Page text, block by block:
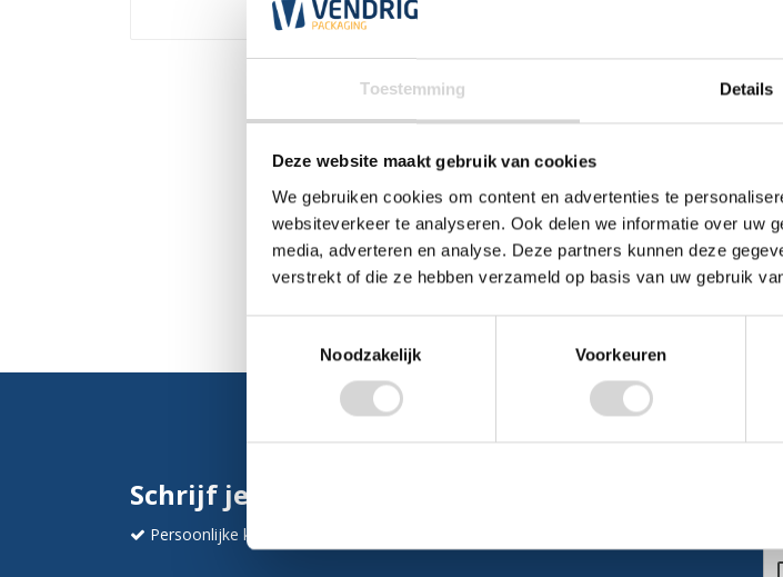
Toestemming Details
Deze website maakt gebruik van cookies
We gebruiken cookies om content en advertenties te
websiteverkeer te analyseren. Ook delen we informatie over uw
media, adverteren en analyse. Deze partners kunnen deze
verstrekt of die ze hebben verzameld op basis van uw gebruik
Noodzakelijk
Voorkeuren
Schrijf je in en ontvang direct 5% korting
Persoonlijke korting